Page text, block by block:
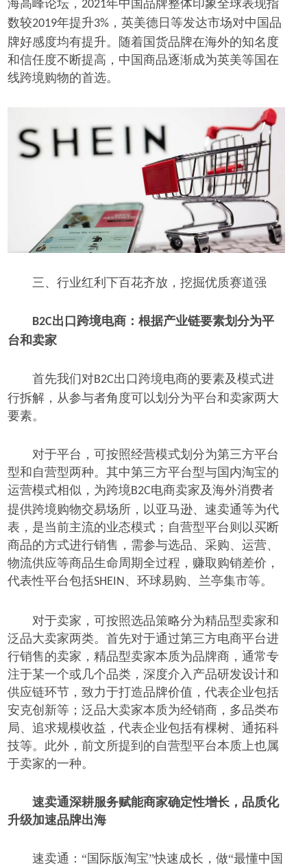
海高峰论坛， 2021年中国品牌整体印象全球表现指
数较2019年提升3% ，英美德日等发达市场对中国品
牌好感度均有提升。随着国货品牌在海外的知名度
和信任度不断提高，中国商品逐渐成为英美等国在
线跨境购物的首选。
三、行业红利下百花齐放，挖掘优质赛道强
B2C出口跨境电商：根据产业链要素划分为平
台和卖家
首先我们对B2C出口跨境电商的要素及模式进
行拆解，从参与者角度可以划分为平台和卖家两大
要素。
对于平台，可按照经营模式划分为第三方平台
型和自营型两种。其中第三方平台型与国内淘宝的
运营模式相似，为跨境B2C电商卖家及海外消费者
提供跨境购物交易场所，以亚马逊、速卖通等为代
表，是当前主流的业态模式；自营型平台则以买断
商品的方式进行销售，需参与选品、采购、运营、
物流供应等商品生命周期全过程，赚取购销差价，
代表性平台包括SHEIN、环球易购、兰亭集市等。
对于卖家，可按照选品策略分为精品型卖家和
泛品大卖家两类。首先对于通过第三方电商平台进
行销售的卖家，精品型卖家本质为品牌商，通常专
注于某一个或几个品类，深度介入产品研发设计和
供应链环节，致力于打造品牌价值，代表企业包括
安克创新等；泛品大卖家本质为经销商，多品类布
局、追求规模收益，代表企业包括有棵树、通拓科
技等。此外，前文所提到的自营型平台本质上也属
于卖家的一种。
速卖通深耕服务赋能商家确定性增长，品质化
升级加速品牌出海
速卖通： “国际版淘宝”快速成长，做“最懂中国